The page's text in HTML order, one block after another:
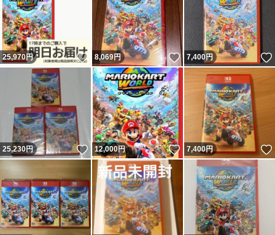
25,970円 いいね！
8,069円 いいね！
7,400円
25,230円 いいね！
12,000円 いいね！
7,400円